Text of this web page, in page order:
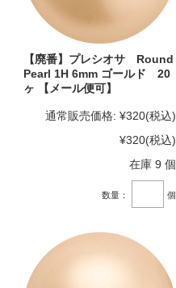
【廃番】プレシオサ Round
Pearl 1H 6mm ゴールド 20
ヶ 【メール便可】
通常販売価格: ¥320(税込)
¥320(税込)
在庫 9 個
数量： 個